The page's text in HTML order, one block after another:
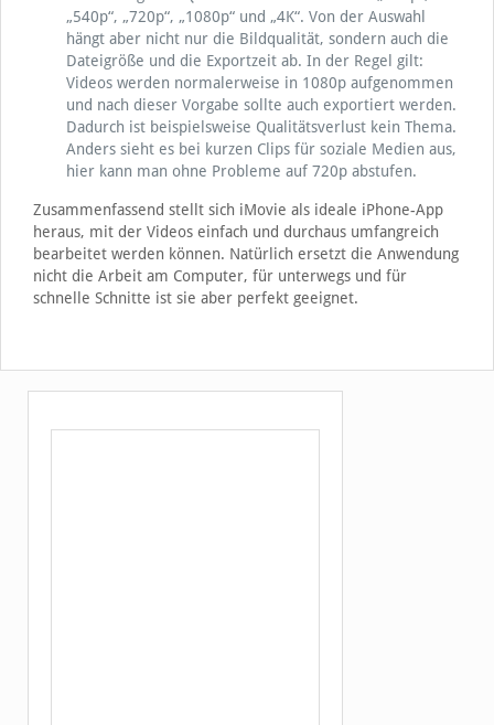
„540p“, „720p“, „1080p“ und „4K“. Von der Auswahl
hängt aber nicht nur die Bildqualität, sondern auch die
Dateigröße und die Exportzeit ab. In der Regel gilt:
Videos werden normalerweise in 1080p aufgenommen
und nach dieser Vorgabe sollte auch exportiert werden.
Dadurch ist beispielsweise Qualitätsverlust kein Thema.
Anders sieht es bei kurzen Clips für soziale Medien aus,
hier kann man ohne Probleme auf 720p abstufen.
Zusammenfassend stellt sich iMovie als ideale iPhone-App
heraus, mit der Videos einfach und durchaus umfangreich
bearbeitet werden können. Natürlich ersetzt die Anwendung
nicht die Arbeit am Computer, für unterwegs und für
schnelle Schnitte ist sie aber perfekt geeignet.